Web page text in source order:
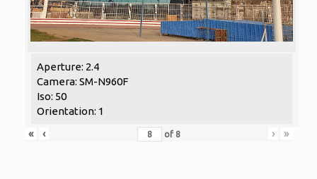
Aperture: 2.4
Camera: SM-N960F
Iso: 50
Orientation: 1
«
‹ of 8 › »